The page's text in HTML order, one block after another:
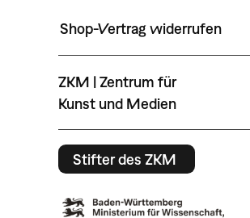
Shop-Vertrag widerrufen
ZKM | Zentrum für
Kunst und Medien
Stifter des ZKM